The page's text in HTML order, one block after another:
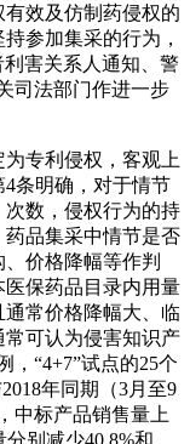
效及仿制药侵权的
参加集采的行为，
害关系人通知、警
司法部门作进一步
专利侵权，客观上
条明确，对于情节
数，侵权行为的持
品集采中情节是否
价格降幅等作判
保药品目录内用量
常价格降幅大、临
可认为侵害知识产
，“4+7”试点的25个
年同期（3月至9
中标产品销售量上
别减少40.8%和